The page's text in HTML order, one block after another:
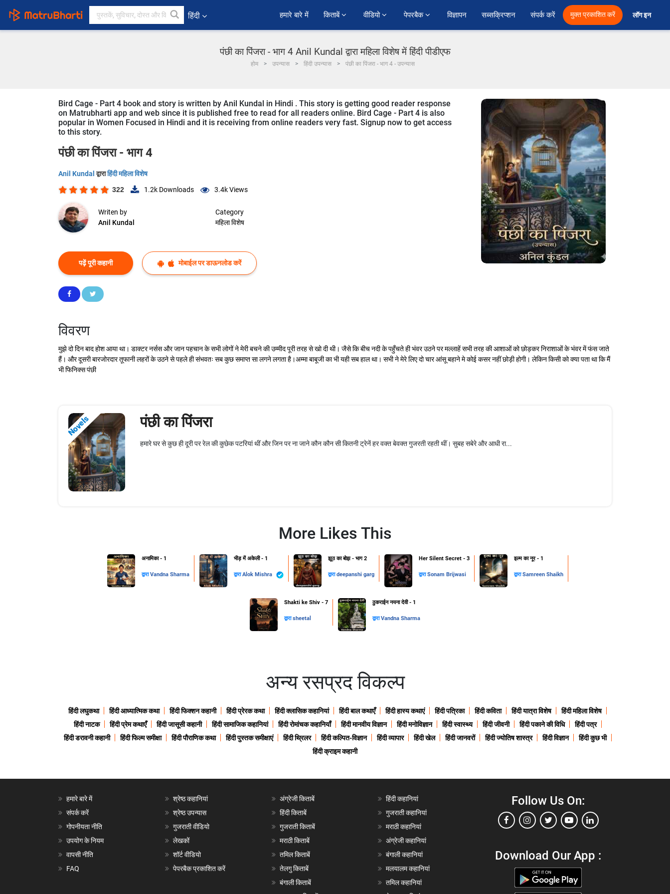
हिंदी हमारे बारे में किताबें वीडियो पेपरबैक विज्ञापन सब्सक्रिप्शन संपर्क करें मुक्त प्रकाशित करें लॉग इन
पंछी का पिंजरा - भाग 4 Anil Kundal द्वारा महिला विशेष में हिंदी पीडीएफ
होम उपन्यास हिंदी उपन्यास पंछी का पिंजरा - भाग 4 - उपन्यास
Bird Cage - Part 4 book and story is written by Anil Kundal in Hindi . This story is getting good reader response
on Matrubharti app and web since it is published free to read for all readers online. Bird Cage - Part 4 is also
popular in Women Focused in Hindi and it is receiving from online readers very fast. Signup now to get access
to this story.
पंछी का पिंजरा - भाग 4
Anil Kundalद्वाराहिंदी महिला विशेष
322 1.2k Downloads 3.4kViews
Writen by
Anil Kundal
Category
महिला विशेष
पढ़ें पूरी कहानी मोबाईल पर डाऊनलोड करें
विवरण
मुझे दो दिन बाद होश आया था। डाक्टर नर्सस और जान पहचान के सभी लोगों ने मेरी बचने की उम्मीद पूरी तरह से खो दी थी। जैसे कि बीच नदी के पहुँचते ही भंवर उठने पर मल्लाहें सभी तरह की आशाओं को छोड़कर निराशाओं के भंवर में फंस जाते
हैं। और दूसरी बारजोरदार तूफानी लहरों के उठने से पहले ही संभवतः सब कुछ समाप्त सा लगने लगता है।अम्मा बाबूजी का भी यही सब हाल था। सभी ने मेरे लिए दो चार आंसू बहाने मे कोई कसर नहीं छोड़ी होगी। लेकिन किसी को क्या पता था कि मैं
भी फिनिक्स पंछी
Novels पंछी का पिंजरा
हमारे घर से कुछ ही दूरी पर रेल की कुछेक पटरियां थीं और जिन पर ना जाने कौन कौन सी कितनी ट्रेनें हर वक्त बेवक्त गुजरती रहती थीं। सुबह सबेरे और आधी रा...
More Likes This
अनामिका - 1
द्वाराVandna Sharma
भीड़ में अकेली - 1
द्वाराAlok Mishra
झूठ का बोझ - भाग 2
द्वाराdeepanshi garg
Her Silent Secret - 3
द्वाराSonam Brijwasi
इल्म का नूर - 1
द्वाराSamreen Shaikh
Shakti ke Shiv - 7
द्वाराsheetal
ठुकराईन नयना देवी - 1
द्वाराVandna Sharma
अन्य रसप्रद विकल्प
हिंदी लघुकथा हिंदी आध्यात्मिक कथा हिंदी फिक्शन कहानी हिंदी प्रेरक कथा हिंदी क्लासिक कहानियां हिंदी बाल कथाएँ हिंदी हास्य कथाएं हिंदी पत्रिका हिंदी कविता हिंदी यात्रा विशेष
हिंदी महिला विशेष
हिंदी नाटक
हिंदी प्रेम कथाएँ हिंदी जासूसी कहानी हिंदी सामाजिक कहानियां हिंदी रोमांचक कहानियाँ हिंदी मानवीय विज्ञान हिंदी मनोविज्ञान हिंदी स्वास्थ्य हिंदी जीवनी हिंदी पकाने की विधि
हिंदी पत्र
हिंदी डरावनी कहानी
हिंदी फिल्म समीक्षा हिंदी पौराणिक कथा हिंदी पुस्तक समीक्षाएं हिंदी थ्रिलर हिंदी कल्पित-विज्ञान हिंदी व्यापार हिंदी खेल हिंदी जानवरों हिंदी ज्योतिष शास्त्र हिंदी विज्ञान
हिंदी कुछ भी
हिंदी क्राइम कहानी
हमारे बारे में
संपर्क करें
गोपनीयता नीति
उपयोग के नियम
वापसी नीति
FAQ
श्रेष्ठ कहानियां
श्रेष्ठ उपन्यास
गुजराती वीडियो
लेखकों
शॉर्ट वीडियो
पेपरबैक प्रकाशित करें
अंग्रेजी किताबें
हिंदी किताबें
गुजराती किताबें
मराठी किताबें
तमिल किताबें
तेलगु किताबें
बंगाली किताबें
हिंदी कहानियां
गुजराती कहानियां
मराठी कहानियां
अंग्रेजी कहानियां
बंगाली कहानियां
मलयालम कहानियां
तमिल कहानियां
Follow Us On:
Download Our App :